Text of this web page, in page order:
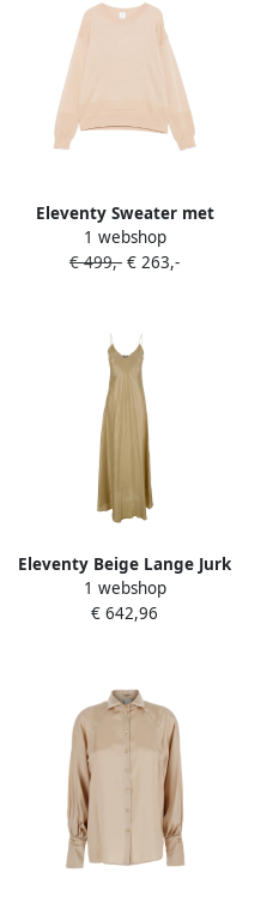
Eleventy Sweater met
ronde hals Beige
1 webshop
€ 499,- € 263,-
Eleventy Beige Lange Jurk
Dunne Bandjes Beige
Dames
1 webshop
€ 642,96